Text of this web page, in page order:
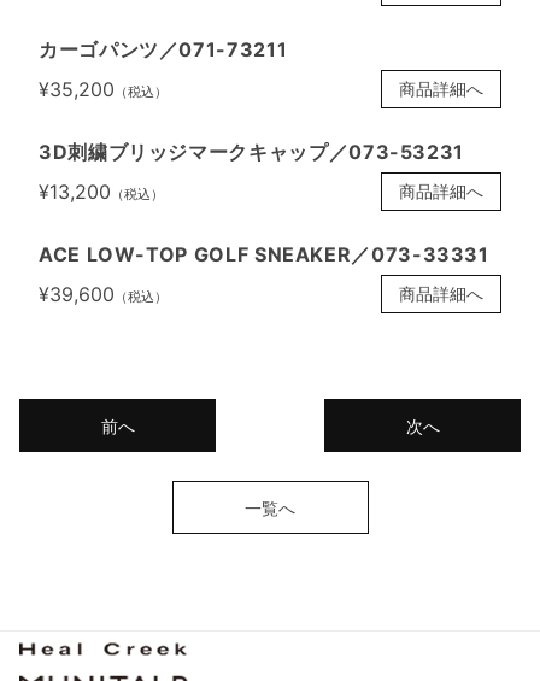
カーゴパンツ／071-73211
¥35,200 （税込） 商品詳細へ
3D刺繍ブリッジマークキャップ／073-53231
¥13,200 （税込） 商品詳細へ
ACE LOW-TOP GOLF SNEAKER／073-33331
¥39,600 （税込） 商品詳細へ
一覧へ
前へ 次へ